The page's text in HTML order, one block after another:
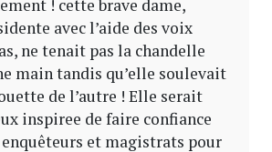
! cette brave dame,
avec l’aide des voix
ne tenait pas la chandelle
main tandis qu’elle soulevait
de l’autre ! Elle serait
inspiree de faire confiance
enquêteurs et magistrats pour